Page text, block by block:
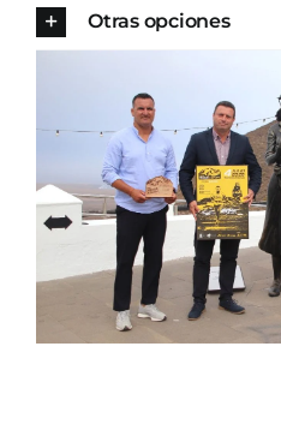
Otras opciones